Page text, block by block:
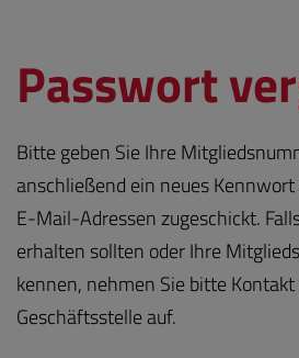
Passwort
Bitte geben Sie Ihre
anschließend ein neues
E-Mail-Adressen zugeschickt.
erhalten sollten oder Ihre
kennen, nehmen Sie bitte
Geschäftsstelle auf.